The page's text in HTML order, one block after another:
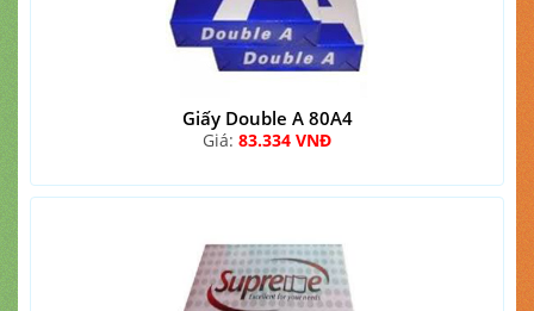
Giấy Double A 80A4
Giá: 83.334 VNĐ